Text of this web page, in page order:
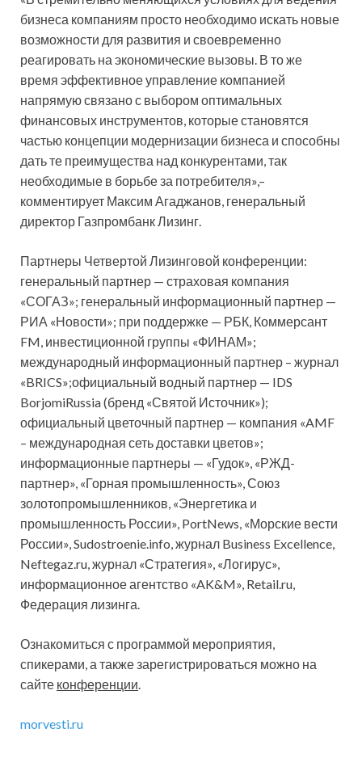
бизнеса компаниям просто необходимо искать новые
возможности для развития и своевременно
реагировать на экономические вызовы. В то же
время эффективное управление компанией
напрямую связано с выбором оптимальных
финансовых инструментов, которые становятся
частью концепции модернизации бизнеса и способны
дать те преимущества над конкурентами, так
необходимые в борьбе за потребителя»,–
комментирует Максим Агаджанов, генеральный
директор Газпромбанк Лизинг.
Партнеры Четвертой Лизинговой конференции:
генеральный партнер — страховая компания
«СОГАЗ»; генеральный информационный партнер —
РИА «Новости»; при поддержке — РБК, Коммерсант
FM, инвестиционной группы «ФИНАМ»;
международный информационный партнер – журнал
«BRICS»;официальный водный партнер — IDS
BorjomiRussia (бренд «Святой Источник»);
официальный цветочный партнер — компания «AMF
– международная сеть доставки цветов»;
информационные партнеры — «Гудок», «РЖД-
партнер», «Горная промышленность», Союз
золотопромышленников, «Энергетика и
промышленность России», PortNews, «Морские вести
России», Sudostroenie.info, журнал Business Excellence,
Neftegaz.ru, журнал «Стратегия», «Логирус»,
информационное агентство «AK&M», Retail.ru,
Федерация лизинга.
Ознакомиться с программой мероприятия,
спикерами, а также зарегистрироваться можно на
сайте конференции
morvesti.ru